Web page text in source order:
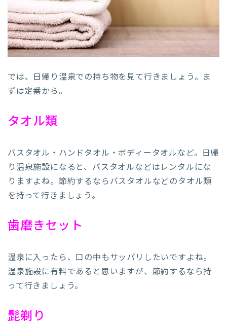
では、日帰り温泉での持ち物を見て行きましょう。ま
ずは定番から。
タオル類
バスタオル・ハンドタオル・ボディータオルなど。日帰
り温泉施設になると、バスタオルなどはレンタルにな
りますよね。節約するならバスタオルなどのタオル類
を持って行きましょう。
歯磨きセット
温泉に入ったら、口の中もサッパリしたいですよね。
温泉施設に有料であると思いますが、節約するなら持
って行きましょう。
髭剃り